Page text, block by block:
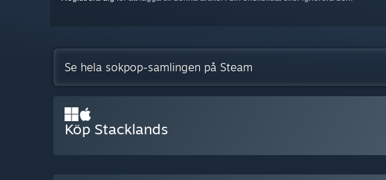
Se hela sokpop-samlingen på Steam
Köp Stacklands